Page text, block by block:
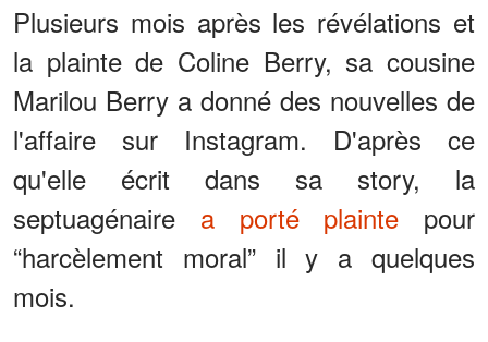
Plusieurs mois après les révélations et
la plainte de Coline Berry, sa cousine
Marilou Berry a donné des nouvelles de
l'affaire sur Instagram. D'après ce
qu'elle écrit dans sa story, la
septuagénaire a porté plainte pour
“harcèlement moral” il y a quelques
mois.